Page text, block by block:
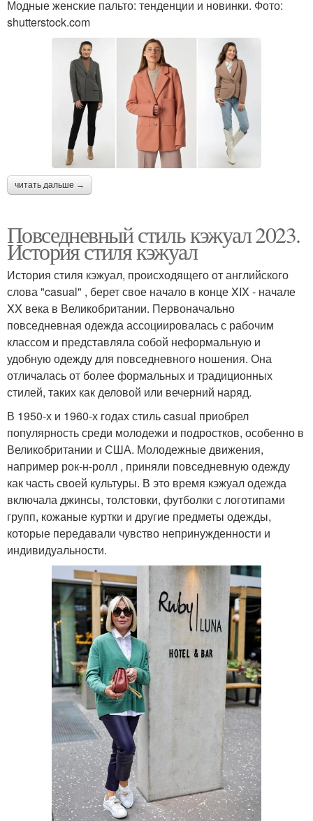
Модные женские пальто: тенденции и новинки. Фото:
shutterstock.com
читать дальше →
Повседневный стиль кэжуал 2023.
История стиля кэжуал
История стиля кэжуал, происходящего от английского
слова "casual" , берет свое начало в конце XIX - начале
XX века в Великобритании. Первоначально
повседневная одежда ассоциировалась с рабочим
классом и представляла собой неформальную и
удобную одежду для повседневного ношения. Она
отличалась от более формальных и традиционных
стилей, таких как деловой или вечерний наряд.
В 1950-х и 1960-х годах стиль casual приобрел
популярность среди молодежи и подростков, особенно в
Великобритании и США. Молодежные движения,
например рок-н-ролл , приняли повседневную одежду
как часть своей культуры. В это время кэжуал одежда
включала джинсы, толстовки, футболки с логотипами
групп, кожаные куртки и другие предметы одежды,
которые передавали чувство непринужденности и
индивидуальности.